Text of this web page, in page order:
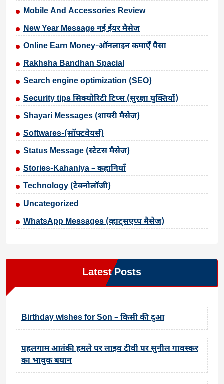
Mobile And Accessories Review
New Year Message नई ईयर मैसेज
Online Earn Money-ऑनलाइन कमाएँ पैसा
Rakhsha Bandhan Spacial
Search engine optimization (SEO)
Security tips सिक्योरिटी टिप्स (सुरक्षा युक्तियों)
Shayari Messages (शायरी मैसेज)
Softwares-(सॉफ्टवेयर्स)
Status Message (स्टेटस मैसेज)
Stories-Kahaniya – कहानियाँ
Technology (टेक्नोलॉजी)
Uncategorized
WhatsApp Messages (व्हाट्सएप्प मैसेज)
Latest Posts
Birthday wishes for Son – किसी की दुआ
पहलगाम आतंकी हमले पर लाइव टीवी पर सुनील गावस्कर
का भावुक बयान